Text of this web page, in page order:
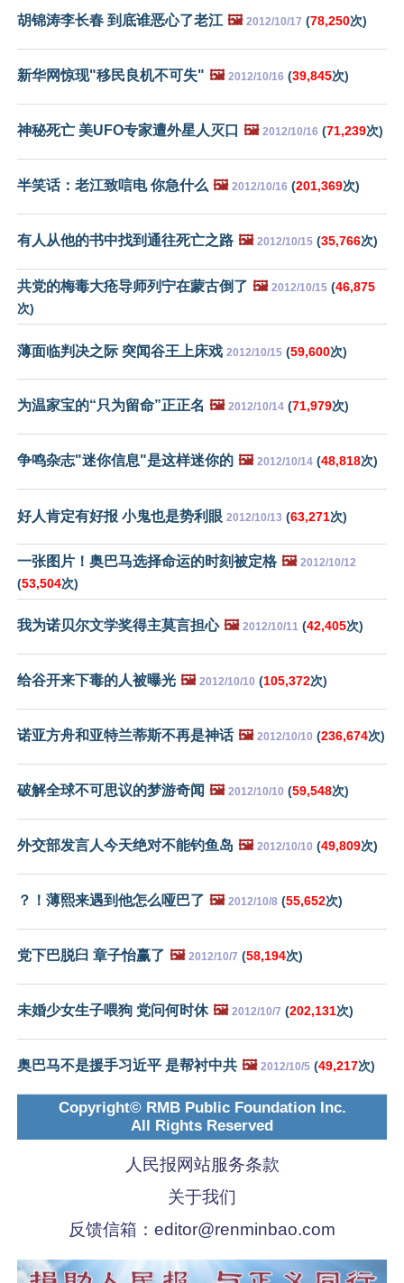
胡锦涛李长春 到底谁恶心了老江 🖼️ 2012/10/17 (78,250次)
新华网惊现"移民良机不可失" 🖼️ 2012/10/16 (39,845次)
神秘死亡 美UFO专家遭外星人灭口 🖼️ 2012/10/16 (71,239次)
半笑话：老江致唁电 你急什么 🖼️ 2012/10/16 (201,369次)
有人从他的书中找到通往死亡之路 🖼️ 2012/10/15 (35,766次)
共党的梅毒大疮导师列宁在蒙古倒了 🖼️ 2012/10/15 (46,875
次)
薄面临判决之际 突闻谷王上床戏 2012/10/15 (59,600次)
为温家宝的“只为留命”正正名 🖼️ 2012/10/14 (71,979次)
争鸣杂志"迷你信息"是这样迷你的 🖼️ 2012/10/14 (48,818次)
好人肯定有好报 小鬼也是势利眼 2012/10/13 (63,271次)
一张图片！奥巴马选择命运的时刻被定格 🖼️ 2012/10/12
(53,504次)
我为诺贝尔文学奖得主莫言担心 🖼️ 2012/10/11 (42,405次)
给谷开来下毒的人被曝光 🖼️ 2012/10/10 (105,372次)
诺亚方舟和亚特兰蒂斯不再是神话 🖼️ 2012/10/10 (236,674次)
破解全球不可思议的梦游奇闻 🖼️ 2012/10/10 (59,548次)
外交部发言人今天绝对不能钓鱼岛 🖼️ 2012/10/10 (49,809次)
？！薄熙来遇到他怎么哑巴了 🖼️ 2012/10/8 (55,652次)
党下巴脱臼 章子怡赢了 🖼️ 2012/10/7 (58,194次)
未婚少女生子喂狗 党问何时休 🖼️ 2012/10/7 (202,131次)
奥巴马不是援手习近平 是帮衬中共 🖼️ 2012/10/5 (49,217次)
Copyright© RMB Public Foundation Inc.
All Rights Reserved
人民报网站服务条款
关于我们
反馈信箱： editor@renminbao.com